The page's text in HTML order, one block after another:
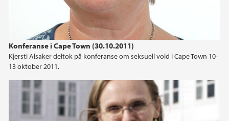
Konferanse i Cape Town (30.10.2011)
Kjersti Alsaker deltok på konferanse om seksuell vold i Cape Town 10-
13 oktober 2011.
2017
2016
2015
2014
2013